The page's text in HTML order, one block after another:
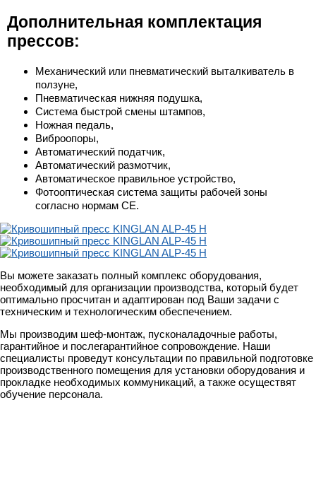
Дополнительная комплектация
прессов:
Механический или пневматический выталкиватель в
ползуне,
Пневматическая нижняя подушка,
Система быстрой смены штампов,
Ножная педаль,
Виброопоры,
Автоматический податчик,
Автоматический размотчик,
Автоматическое правильное устройство,
Фотооптическая система защиты рабочей зоны
согласно нормам СЕ.
Вы можете заказать полный комплекс оборудования,
необходимый для организации производства, который будет
оптимально просчитан и адаптирован под Ваши задачи с
техническим и технологическим обеспечением.
Мы производим шеф-монтаж, пусконаладочные работы,
гарантийное и послегарантийное сопровождение. Наши
специалисты проведут консультации по правильной подготовке
производственного помещения для установки оборудования и
прокладке необходимых коммуникаций, а также осуществят
обучение персонала.